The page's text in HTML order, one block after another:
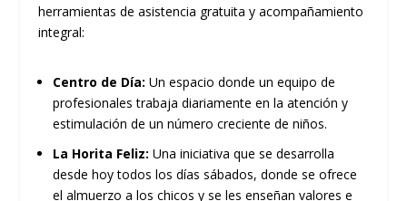
herramientas de asistencia gratuita y acompañamiento
integral:
Centro de Día: Un espacio donde un equipo de
profesionales trabaja diariamente en la atención y
estimulación de un número creciente de niños.
La Horita Feliz: Una iniciativa que se desarrolla
desde hoy todos los días sábados, donde se ofrece
el almuerzo a los chicos y se les enseñan valores e